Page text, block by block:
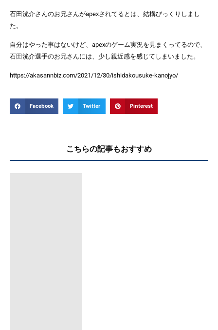
石田洸介さんのお兄さんがapexされてるとは、結構びっくりしまし
た。
自分はやった事はないけど、apexのゲーム実況を見まくってるので、
石田洸介選手のお兄さんには、少し親近感を感じてしまいました。
https://akasannbiz.com/2021/12/30/ishidakousuke-kanojyo/
Facebook Twitter Pinterest
こちらの記事もおすすめ